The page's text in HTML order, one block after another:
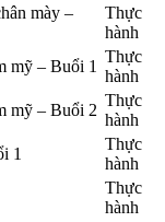
mày –
Thực
hành
mỹ – Buổi 1
Thực
hành
mỹ – Buổi 2
Thực
hành
1
Thực
hành
Thực
hành